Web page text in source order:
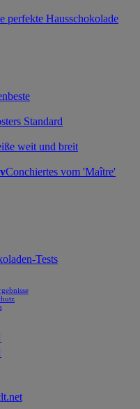
perfekte Hausschokolade
Standard
weit und breit
Conchiertes vom 'Maître'
Tests